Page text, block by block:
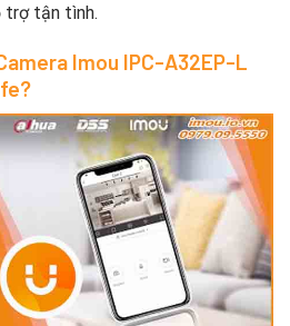
trợ tận tình.
Imou IPC-A32EP-L